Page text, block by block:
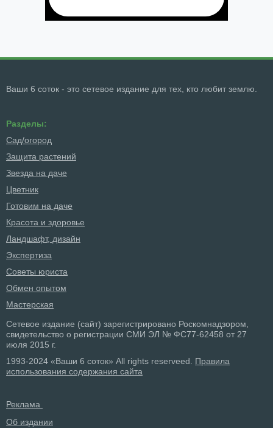
Ваши 6 соток - это сетевое издание для тех, кто любит землю.
Разделы:
Сад/огород
Защита растений
Звезда на даче
Цветник
Готовим на даче
Красота и здоровье
Ландшафт, дизайн
Экспертиза
Советы юриста
Обмен опытом
Мастерская
Сетевое издание (сайт) зарегистрировано Роскомнадзором,
свидетельство о регистрации СМИ ЭЛ № ФС77-62458 от 27
июля 2015 г.
1993-2024 «Ваши 6 соток» All rights reserveed. Правила
использования содержания сайта
Реклама
Об издании